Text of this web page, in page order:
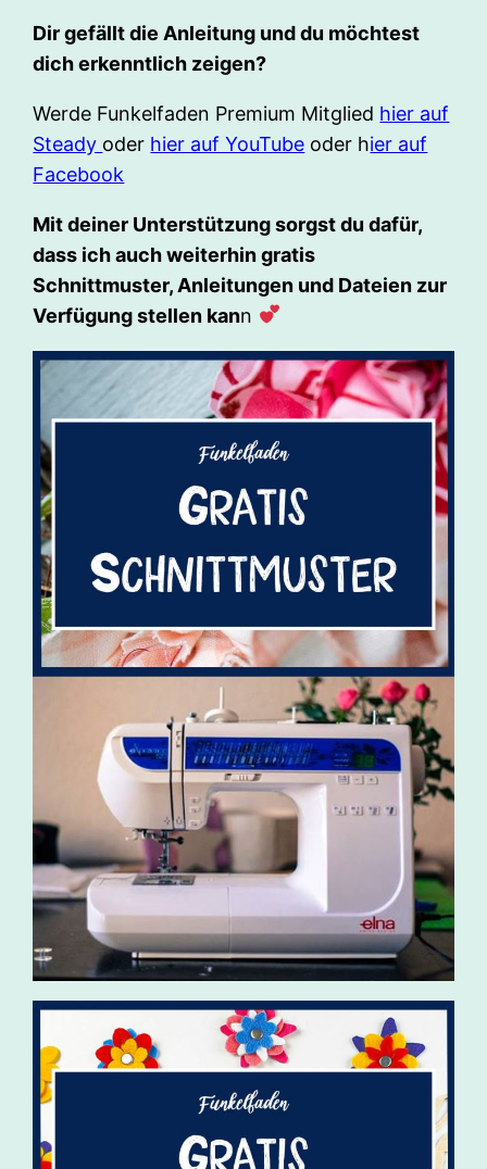
Dir gefällt die Anleitung und du möchtest
dich erkenntlich zeigen?
Werde Funkelfaden Premium Mitglied hier auf
Steady oder hier auf YouTube oder hier auf
Facebook
Mit deiner Unterstützung sorgst du dafür,
dass ich auch weiterhin gratis
Schnittmuster, Anleitungen und Dateien zur
Verfügung stellen kann